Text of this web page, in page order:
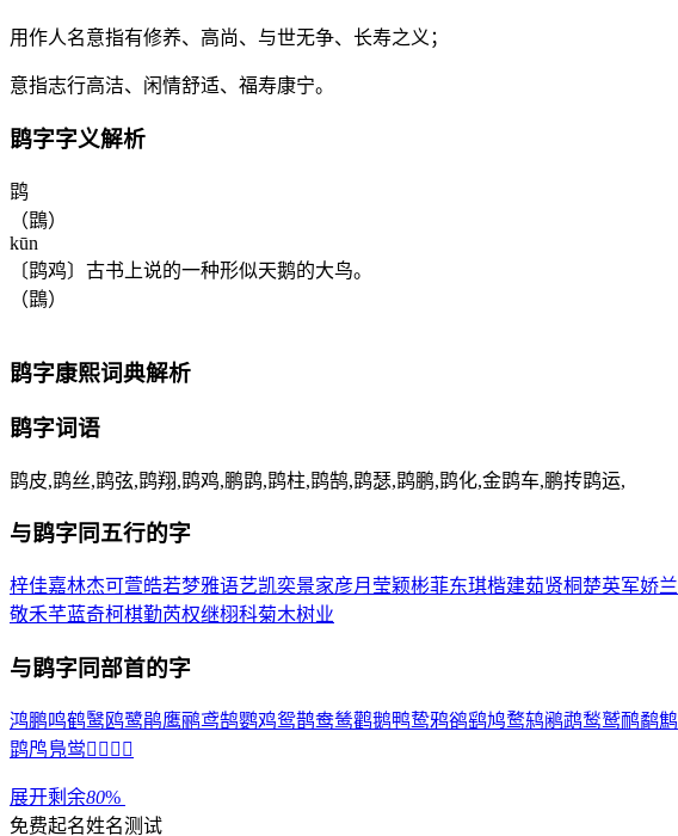
用作人名意指有修养、高尚、与世无争、长寿之义；
意指志行高洁、闲情舒适、福寿康宁。
鹍字字义解析
鹍
（鵾）
kūn
〔鹍鸡〕古书上说的一种形似天鹅的大鸟。
（鵾）
鹍字康熙词典解析
鹍字词语
鹍皮,鹍丝,鹍弦,鹍翔,鹍鸡,鹏鹍,鹍柱,鹍鹄,鹍瑟,鹍鹏,鹍化,金鹍车,鹏抟鹍运,
与鹍字同五行的字
梓佳嘉林杰可萱皓若梦雅语艺凯奕景家彦月 莹颖彬菲东琪楷建茹贤桐 楚英军娇兰
敬禾芊蓝奇柯棋勤芮权继栩科菊木树业
与鹍字同部首的字
鸿鹏鸣鹤鹥鸥鹭鹃鹰鹂鸢鹄鹦鸡鸳鹊鸯鸶鹳鹅鸭鸷鸦鹆鹞鸠鹜鸫鹇鹉鹙鹫鸸鹬鹪
鹍鸤鳬鸴   
展开剩余80%
免费起名姓名测试